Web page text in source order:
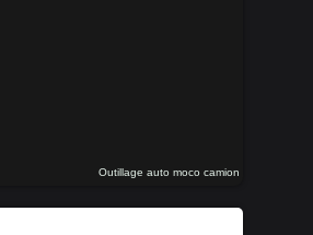
Outillage auto moco camion